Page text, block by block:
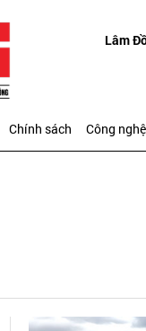
Lâm
Chính sách Công